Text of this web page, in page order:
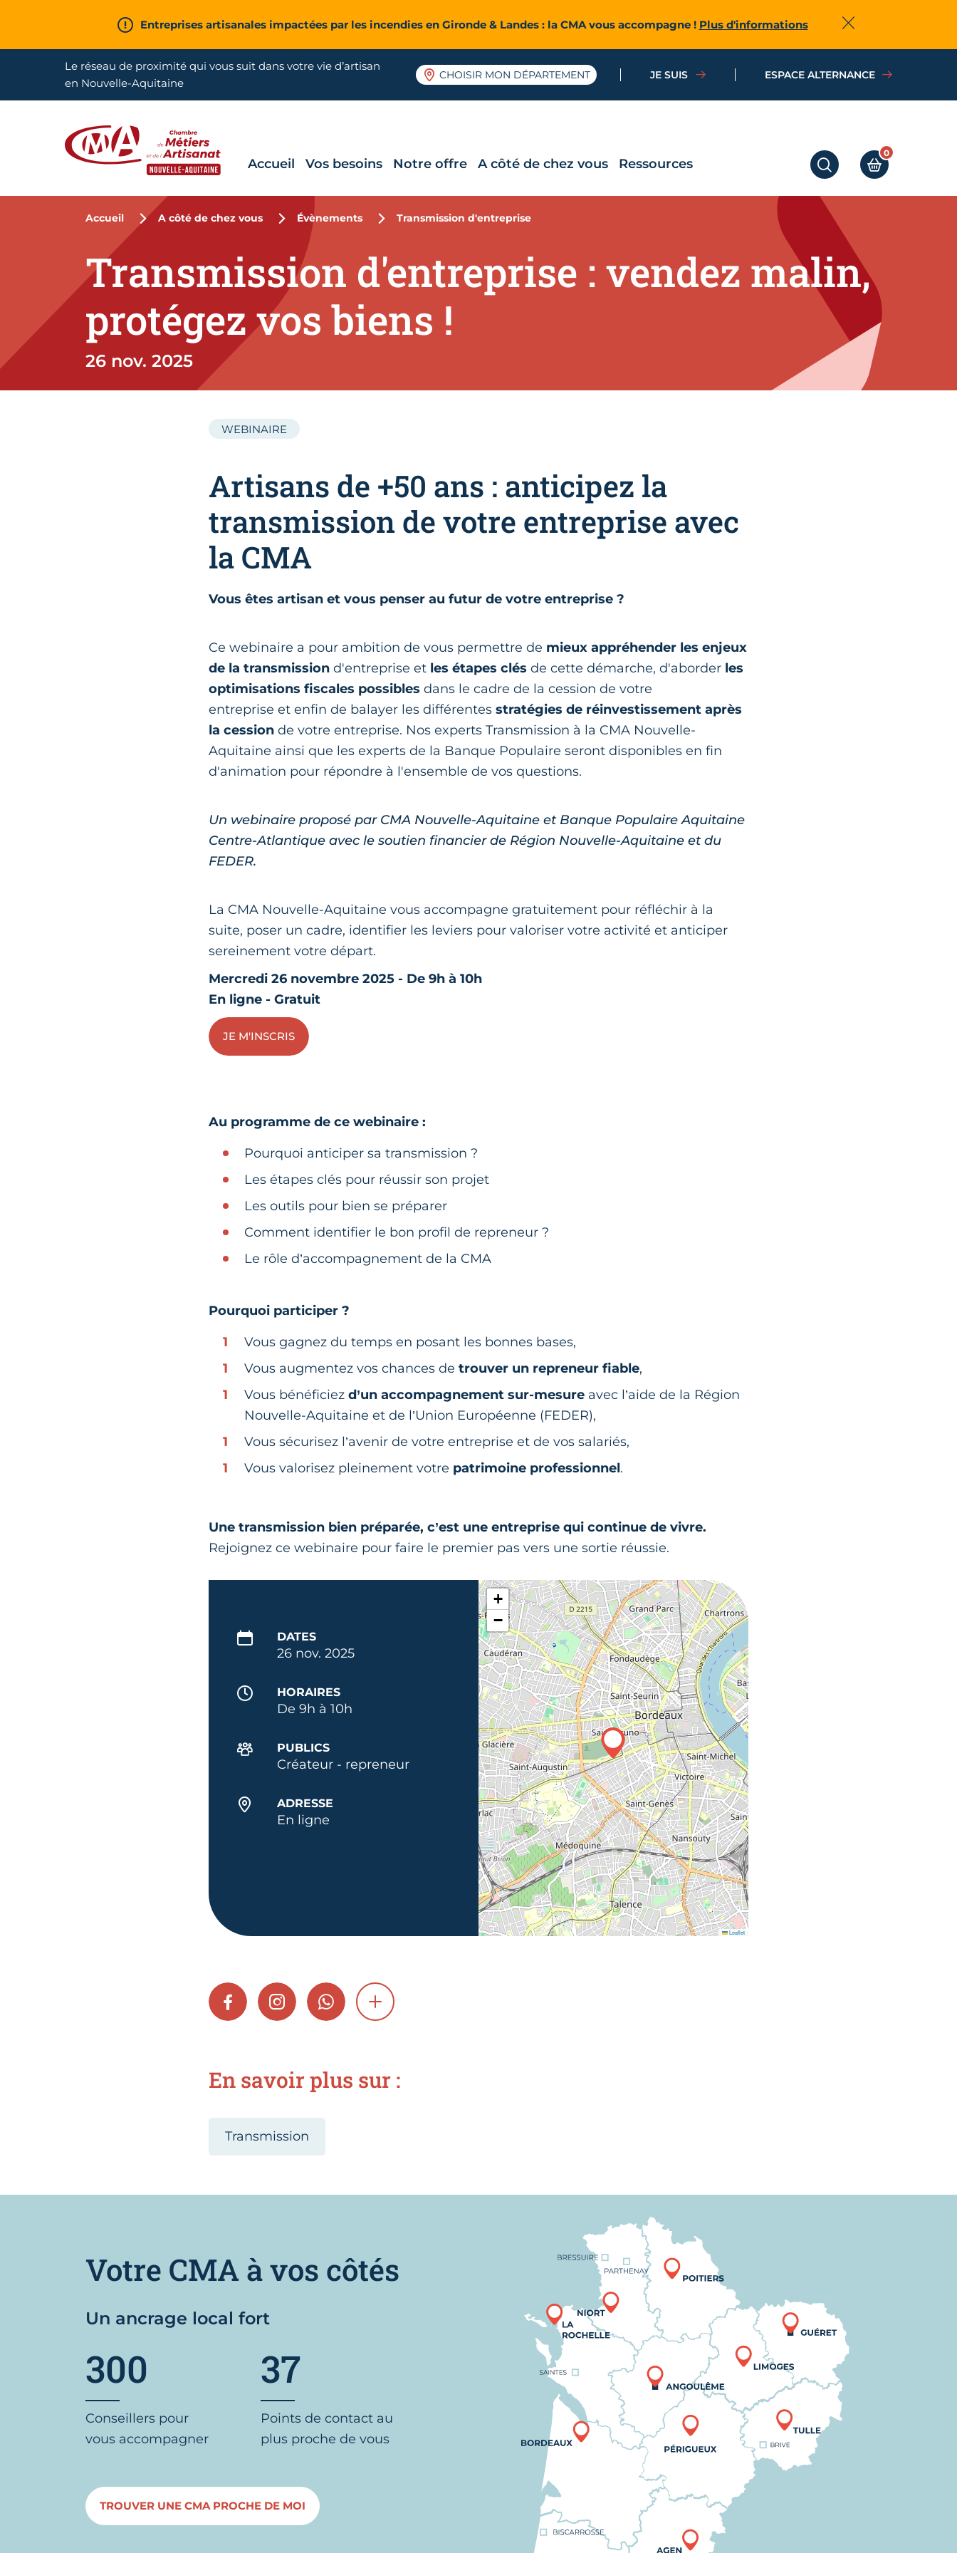
Entreprises artisanales impactées par les incendies en Gironde & Landes : la CMA vous accompagne ! Plus d'informations Fermer
Le réseau de proximité qui vous suit dans votre vie d’artisan
en Nouvelle-Aquitaine
CHOISIR MON DÉPARTEMENT JE SUIS ESPACE ALTERNANCE
RECHERCHERMON PANIER
0
Accueil Vos besoins Notre offre A côté de chez vous Ressources
Accueil A côté de chez vous Évènements Transmission d'entreprise
Transmission d'entreprise : vendez malin,
protégez vos biens !
26 nov. 2025
WEBINAIRE
Artisans de +50 ans : anticipez la
transmission de votre entreprise avec
la CMA
Vous êtes artisan et vous penser au futur de votre entreprise ?
Ce webinaire a pour ambition de vous permettre de mieux appréhender les enjeux
de la transmission d'entreprise et les étapes clésde cette démarche, d'aborder les
optimisations fiscales possibles dans le cadre de la cession de votre
entreprise et enfin de balayer les différentesstratégies de réinvestissement après
la cession de votre entreprise. Nos experts Transmission à la CMA Nouvelle-
Aquitaine ainsi que les experts de la Banque Populaire seront disponibles en fin
d'animation pour répondre à l'ensemble de vos questions.
Un webinaire proposé par CMA Nouvelle-Aquitaine et Banque Populaire Aquitaine
Centre-Atlantique avec le soutien financier de Région Nouvelle-Aquitaine et du
FEDER.
La CMA Nouvelle-Aquitaine vous accompagne gratuitement pour réfléchir à la
suite, poser un cadre, identifier les leviers pour valoriser votre activité et anticiper
sereinement votre départ.
Mercredi 26 novembre 2025 - De 9h à 10h
En ligne - Gratuit
JE M'INSCRIS
Au programme de ce webinaire :
Pourquoi anticiper sa transmission ?
Les étapes clés pour réussir son projet
Les outils pour bien se préparer
Comment identifier le bon profil de repreneur ?
Le rôle d’accompagnement de la CMA
Pourquoi participer ?
Vous gagnez du temps en posant les bonnes bases,
Vous augmentez vos chances detrouver un repreneur fiable,
Vous bénéficiezd’un accompagnement sur-mesure avec l’aide de la Région
Nouvelle-Aquitaine et de l’Union Européenne (FEDER),
Vous sécurisez l’avenir de votre entreprise et de vos salariés,
Vous valorisez pleinement votre patrimoine professionnel.
Une transmission bien préparée, c’est une entreprise qui continue de vivre.
Rejoignez ce webinaire pour faire le premier pas vers une sortie réussie.
DATES
26 nov. 2025
HORAIRES
De 9h à 10h
PUBLICS
Créateur - repreneur
ADRESSE
En ligne
+
−
Leaflet
FACEBOOKINSTAGRAMWHATSAPPSHOW MORE
En savoir plus sur :
Transmission
Votre CMA à vos côtés
Un ancrage local fort
300
Conseillers pour
vous accompagner
37
Points de contact au
plus proche de vous
TROUVER UNE CMA PROCHE DE MOI